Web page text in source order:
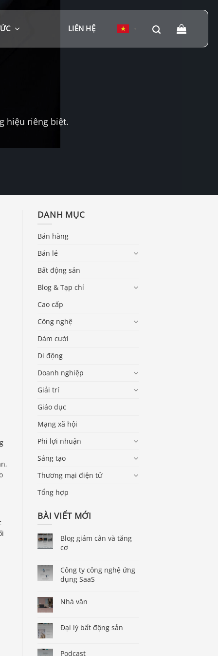
LIÊN HỆ
hiệu riêng biệt.
DANH MỤC
Bán hàng
Bán lẻ
Bất động sản
Blog & Tạp chí
Cao cấp
Công nghệ
Đám cưới
Di động
Doanh nghiệp
Giải trí
Giáo dục
Mạng xã hội
Phi lợi nhuận
Sáng tạo
Thương mại điện tử
Tổng hợp
BÀI VIẾT MỚI
Blog giảm cân và tăng
cơ
Công ty công nghệ ứng
dụng SaaS
Nhà văn
Đại lý bất động sản
Podcast